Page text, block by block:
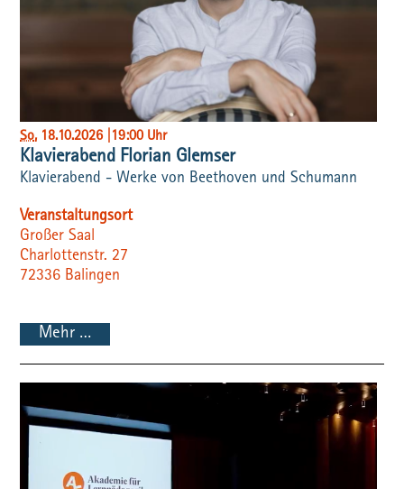
So, 18.10.2026 19:00 Uhr
Klavierabend Florian Glemser
Klavierabend - Werke von Beethoven und Schumann
Veranstaltungsort
Großer Saal
Charlottenstr. 27
72336 Balingen
Mehr …